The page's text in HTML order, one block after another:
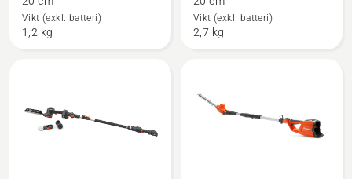
S20
laddare,
produktbetyg
Vikt (exkl. batteri)
1,2 kg
S20
produktbetyg
Vikt (exkl. batteri)
2,7 kg